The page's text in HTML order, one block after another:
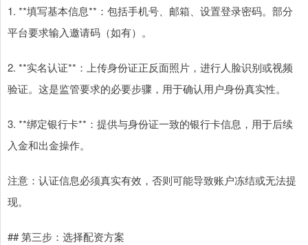
1. **填写基本信息**：包括手机号、邮箱、设置登录密码。部分
平台要求输入邀请码（如有）。
2. **实名认证**：上传身份证正反面照片，进行人脸识别或视频
验证。这是监管要求的必要步骤，用于确认用户身份真实性。
3. **绑定银行卡**：提供与身份证一致的银行卡信息，用于后续
入金和出金操作。
注意：认证信息必须真实有效，否则可能导致账户冻结或无法提
现。
## 第三步：选择配资方案